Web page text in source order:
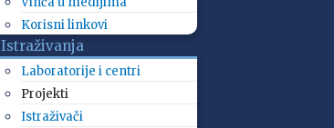
Korisni linkovi
Istraživanja
Laboratorije i centri
Projekti
Istraživači